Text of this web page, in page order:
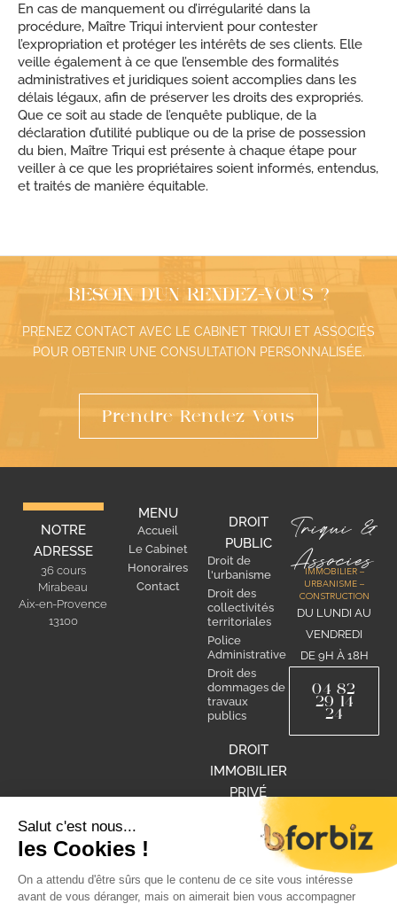
En cas de manquement ou d’irrégularité dans la
procédure, Maître Triqui intervient pour contester
l’expropriation et protéger les intérêts de ses clients. Elle
veille également à ce que l’ensemble des formalités
administratives et juridiques soient accomplies dans les
délais légaux, afin de préserver les droits des expropriés.
Que ce soit au stade de l’enquête publique, de la
déclaration d’utilité publique ou de la prise de possession
du bien, Maître Triqui est présente à chaque étape pour
veiller à ce que les propriétaires soient informés, entendus,
et traités de manière équitable.
BESOIN D’UN RENDEZ-VOUS ?
PRENEZ CONTACT AVEC LE CABINET TRIQUI ET ASSOCIÉS
POUR OBTENIR UNE CONSULTATION PERSONNALISÉE.
Prendre Rendez-Vous
NOTRE
ADRESSE
36 cours
Mirabeau
Aix-en-Provence
13100
MENU
Accueil
Le Cabinet
Honoraires
Contact
DROIT
PUBLIC
Droit de
l'urbanisme
Droit des
collectivités
territoriales
Police
Administrative
Droit des
dommages de
travaux
publics
DROIT
IMMOBILIER
PRIVÉ
Droit de la
construction
Droit rural
Triqui &
Associes
IMMOBILIER –
URBANISME –
CONSTRUCTION
DU LUNDI AU
VENDREDI
DE 9H À 18H
04 82
29 14
24